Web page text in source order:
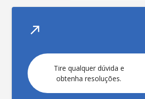
Tire qualquer dúvida e
obtenha resoluções.